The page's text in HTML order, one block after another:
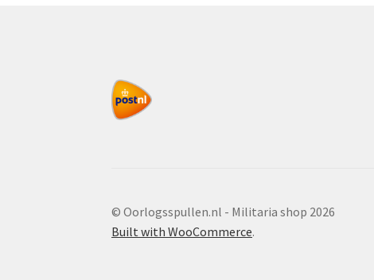
© Oorlogsspullen.nl - Militaria shop 2026
Built with WooCommerce.